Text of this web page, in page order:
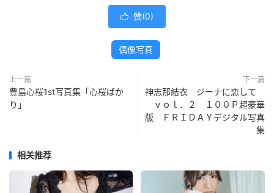
 赞(0)
偶像写真
上一篇
豊島心桜1st写真集「心桜ばか
り」
下一篇
神志那結衣 ジーナに恋して
ｖｏｌ．２ １００Ｐ超豪華
版 ＦＲＩＤＡＹデジタル写真
集
相关推荐